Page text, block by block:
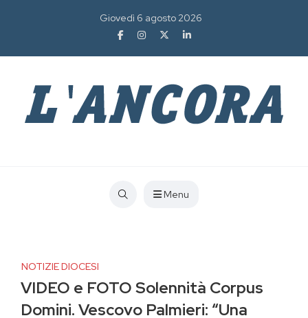
Giovedì 6 agosto 2026
Menu
NOTIZIE DIOCESI
VIDEO e FOTO Solennità Corpus
Domini. Vescovo Palmieri: “Una